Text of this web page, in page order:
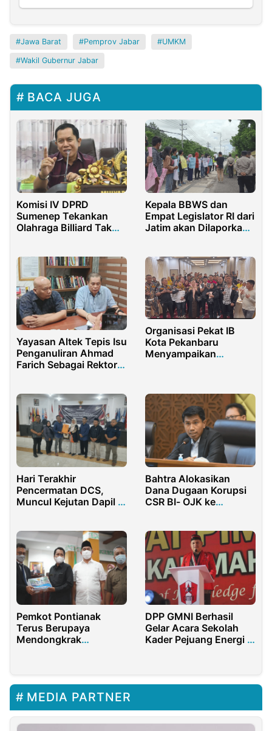
Jawa Barat Pemprov Jabar UMKM
Wakil Gubernur Jabar
BACA JUGA
Komisi IV DPRD
Sumenep Tekankan
Olahraga Billiard Tak
Kepala BBWS dan
Empat Legislator RI dari
Jatim akan Dilaporkan
Yayasan Altek Tepis Isu
Penganuliran Ahmad
Farich Sebagai Rektor
Organisasi Pekat IB
Kota Pekanbaru
Menyampaikan
Hari Terakhir
Pencermatan DCS,
Muncul Kejutan Dapil 2
Bahtra Alokasikan
Dana Dugaan Korupsi
CSR BI- OJK ke
Pemkot Pontianak
Terus Berupaya
Mendongkrak
DPP GMNI Berhasil
Gelar Acara Sekolah
Kader Pejuang Energi di
MEDIA PARTNER